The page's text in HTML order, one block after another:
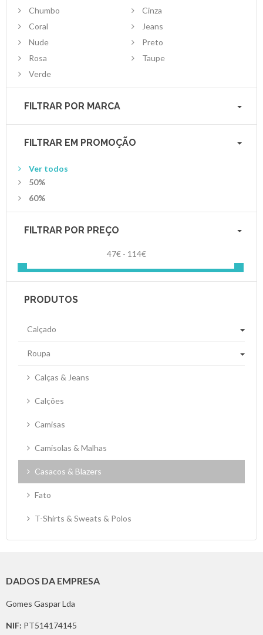
Chumbo
Cinza
Coral
Jeans
Nude
Preto
Rosa
Taupe
Verde
FILTRAR POR MARCA
FILTRAR EM PROMOÇÃO
Ver todos
50%
60%
FILTRAR POR PREÇO
47€ - 114€
PRODUTOS
Calçado
Roupa
Calças & Jeans
Calções
Camisas
Camisolas & Malhas
Casacos & Blazers
Fato
T-Shirts & Sweats & Polos
DADOS DA EMPRESA
Gomes Gaspar Lda
NIF: PT514174145